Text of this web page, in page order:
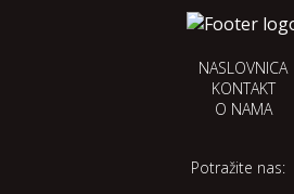
NASLOVNICA
KONTAKT
O NAMA
Potražite nas: